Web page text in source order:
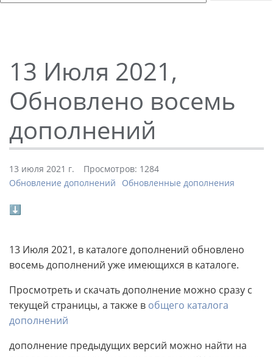
13 Июля 2021,
Обновлено восемь
дополнений
13 июля 2021 г.
Просмотров: 1284
Обновление дополнений
Обновленные дополнения
⬇
13 Июля 2021, в каталоге дополнений обновлено
восемь дополнений уже имеющихся в каталоге.
Просмотреть и скачать дополнение можно сразу с
текущей страницы, а также в общего каталога
дополнений
дополнение предыдущих версий можно найти на